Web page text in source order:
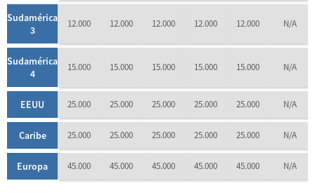
Sudamérica
3
12.000 12.000 12.000 12.000 12.000 N/A
Sudamérica
4
15.000 15.000 15.000 15.000 15.000 N/A
EEUU 25.000 25.000 25.000 25.000 25.000 N/A
Caribe 25.000 25.000 25.000 25.000 25.000 N/A
Europa 45.000 45.000 45.000 45.000 45.000 N/A